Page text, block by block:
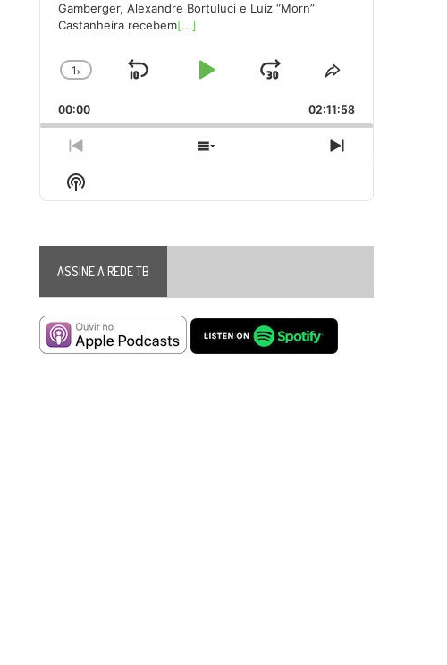
Gamberger, Alexandre Bortuluci e Luiz “Morn”
Castanheira recebem[...]
Change
Rate
1x
Skip
Play
Jump
Forward
Share
Episode
00:00 02:11:58
Previous
Episode
Show
Episodes
Next
Episode
Show
Podcast
ASSINE A REDE TB